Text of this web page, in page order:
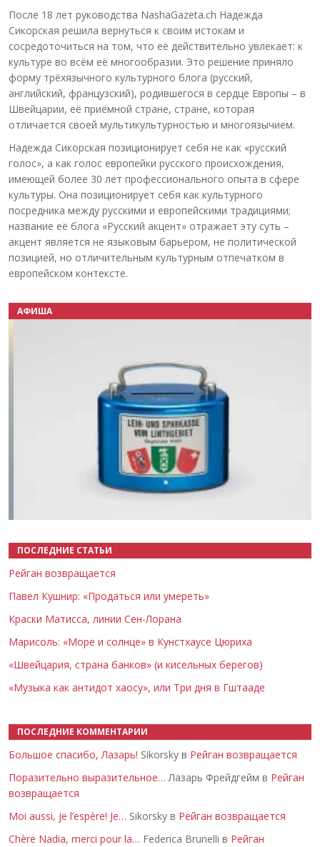
После 18 лет руководства NashaGazeta.ch Надежда
Сикорская решила вернуться к своим истокам и
сосредоточиться на том, что её действительно увлекает: к
культуре во всём её многообразии. Это решение приняло
форму трёхязычного культурного блога (русский,
английский, французский), родившегося в сердце Европы – в
Швейцарии, её приёмной стране, стране, которая
отличается своей мультикультурностью и многоязычием.
Надежда Сикорская позиционирует себя не как «русский
голос», а как голос европейки русского происхождения,
имеющей более 30 лет профессионального опыта в сфере
культуры. Она позиционирует себя как культурного
посредника между русскими и европейскими традициями;
название её блога «Русский акцент» отражает эту суть –
акцент является не языковым барьером, не политической
позицией, но отличительным культурным отпечатком в
европейском контексте.
АФИША
ПОСЛЕДНИЕ СТАТЬИ
Рейган возвращается
Павел Кушнир: «Продаться или умереть»
Краски Матисса, линии Сен-Лорана
Марисоль: «Море и солнце» в Кунстхаусе Цюриха
«Швейцария, страна банков» (и кисельных берегов)
«Музыка как антидот хаосу», или Три дня в Гштааде
ПОСЛЕДНИЕ КОММЕНТАРИИ
Большое спасибо, Лазарь! Sikorsky в Рейган возвращается
Поразительно выразительное… Лазарь Фрейдгейм в Рейган
возвращается
Moi aussi, je l’espère! Je… Sikorsky в Рейган возвращается
Chère Nadia, merci pour la… Federica Brunelli в Рейган